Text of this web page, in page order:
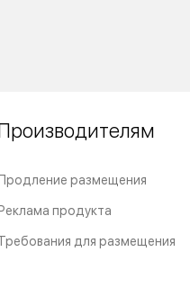
Продление размещения
Реклама продукта
для размещения